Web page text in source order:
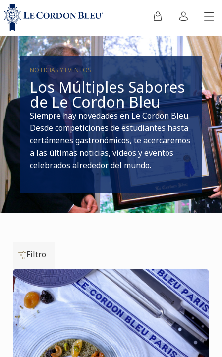
NOTICIAS Y EVENTOS
Los Múltiples Sabores
de Le Cordon Bleu
Siempre hay novedades en Le Cordon Bleu.
Desde competiciones de estudiantes hasta
certámenes gastronómicos, te acercaremos
a las últimas noticias, videos y eventos
celebrados alrededor del mundo.
Filtro